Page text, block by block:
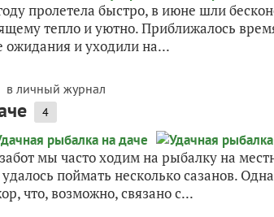
пролетела быстро, в июне шли
тепло и уютно. Приближалось
ожидания и уходили на...
в личный журнал
4
мы часто ходим на рыбалку на
поймать несколько сазанов.
что, возможно, связано с...